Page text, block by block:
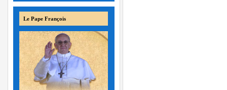
Le Pape François